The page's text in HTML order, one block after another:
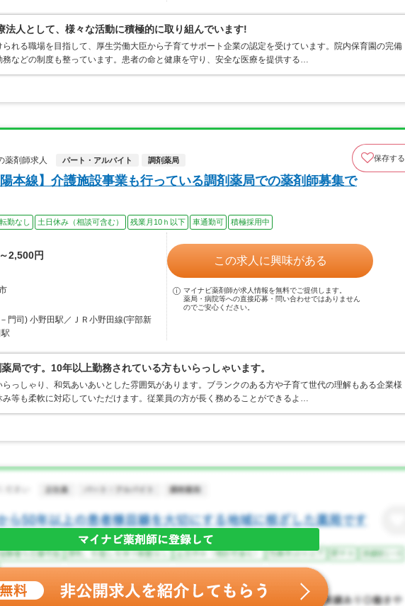
法人として、様々な活動に積極的に取り組んでいます!
られる職場を目指して、厚生労働大臣から子育てサポート企業の認定を受けています。院内保育園の完備
務などの制度も整っています。患者の命と健康を守り、安全な医療を提供する…
薬剤師求人
パート・アルバイト 調剤薬局 保存する
本線】介護施設事業も行っている調剤薬局での薬剤師募集で
勤なし 土日休み（相談可含む） 残業月10ｈ以下 車通勤可 積極採用中
2,500円
門司) 小野田駅／ＪＲ小野田線(宇部新
この求人に興味がある
マイナビ薬剤師が求人情報を無料でご提供します。
薬局・病院等への直接応募・問い合わせではありません
のでご安心ください。
局です。10年以上勤務されている方もいらっしゃいます。
っしゃり、和気あいあいとした雰囲気があります。ブランクのある方や子育て世代の理解もある企業様
み等も柔軟に対応していただけます。従業員の方が長く務めることができるよ…